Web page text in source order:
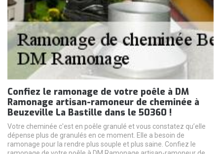
Confiez le ramonage de votre poêle à DM
Ramonage artisan-ramoneur de cheminée à
Beuzeville La Bastille dans le 50360 !
Votre cheminée c'est en poêle granulé et vous constatez qu’elle
dépense plus de granulés en ce moment. Elle a besoin de
ramonage pour la rendre plus souple et plus saine. Confiez le